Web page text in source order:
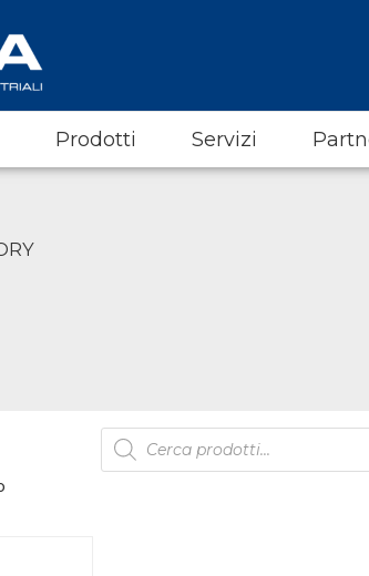
Prodotti Servizi
Products
search